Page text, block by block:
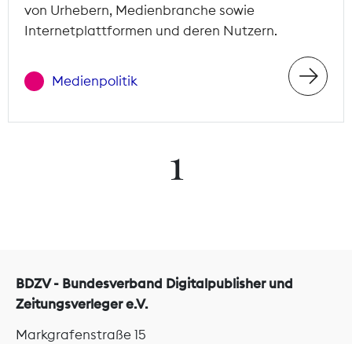
von Urhebern, Medienbranche sowie
Internetplattformen und deren Nutzern.
Medienpolitik
1
BDZV - Bundesverband Digitalpublisher und
Zeitungsverleger e.V.
Markgrafenstraße 15